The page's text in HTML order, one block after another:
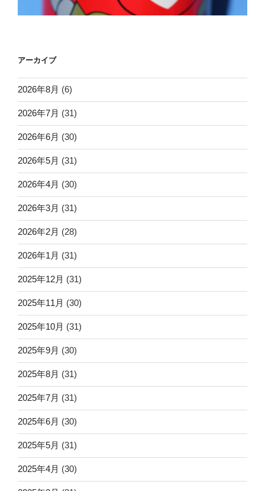
アーカイブ
2026年8月 (6)
2026年7月 (31)
2026年6月 (30)
2026年5月 (31)
2026年4月 (30)
2026年3月 (31)
2026年2月 (28)
2026年1月 (31)
2025年12月 (31)
2025年11月 (30)
2025年10月 (31)
2025年9月 (30)
2025年8月 (31)
2025年7月 (31)
2025年6月 (30)
2025年5月 (31)
2025年4月 (30)